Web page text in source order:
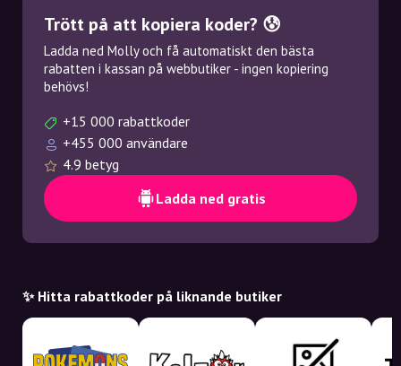
Trött på att kopiera koder? 😰
Ladda ned Molly och få automatiskt den bästa
rabatten i kassan på webbutiker - ingen kopiering
behövs!
+15 000 rabattkoder
+455 000 användare
4.9 betyg
Ladda ned gratis
✨ Hitta rabattkoder på liknande butiker